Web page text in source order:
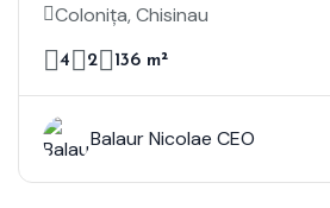
Colonița, Chisinau
4 2 136 m²
Balaur Nicolae CEO